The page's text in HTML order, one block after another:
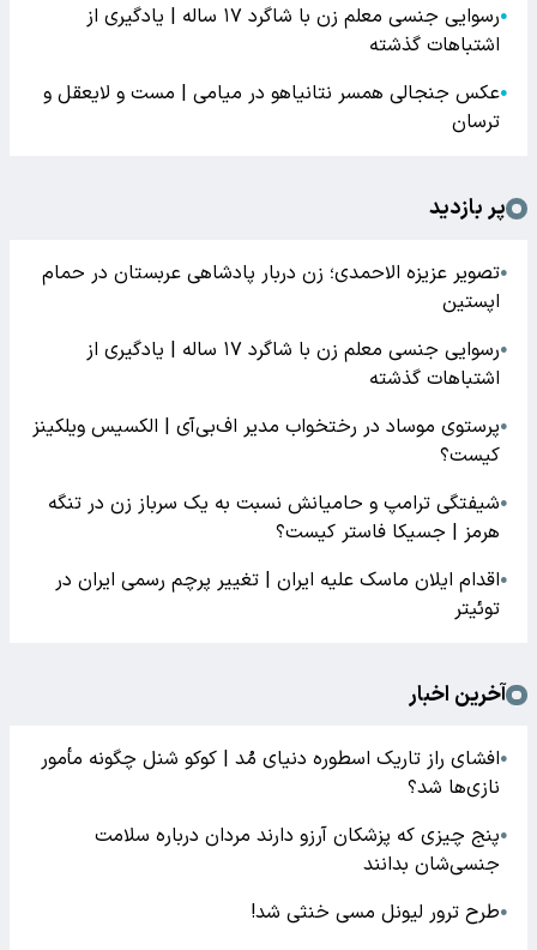
●
رسوایی جنسی معلم زن با شاگرد ۱۷ ساله | یادگیری از
اشتباهات گذشته
●عکس جنجالی همسر نتانیاهو در میامی | مست و لایعقل و
ترسان
پر بازدید
●تصویر عزیزه الاحمدی؛ زن دربار پادشاهی عربستان در حمام
اپستین
●
رسوایی جنسی معلم زن با شاگرد ۱۷ ساله | یادگیری از
اشتباهات گذشته
●پرستوی موساد در رختخواب مدیر اف‌بی‌آی | الکسیس ویلکینز
کیست؟
●شیفتگی ترامپ و حامیانش نسبت به یک سرباز زن در تنگه
هرمز | جسیکا فاستر کیست؟
●اقدام ایلان ماسک علیه ایران | تغییر پرچم رسمی ایران در
توئیتر
آخرین اخبار
●افشای راز تاریک اسطوره دنیای مُد | کوکو شنل چگونه مأمور
نازی‌ها شد؟
●پنج چیزی که پزشکان آرزو دارند مردان درباره سلامت
جنسی‌شان بدانند
●طرح ترور لیونل مسی خنثی شد!